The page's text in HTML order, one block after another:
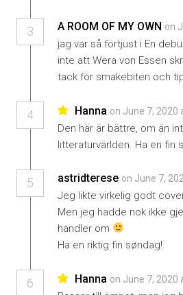
3 A ROOM OF MY OWN on
jag var så förtjust i En
inte att Wera von Essen
tack för smakebiten och
4 Hanna on June 7, 2020
Den här är bättre, om än
litteraturvärlden. Ha en fin
5 astridterese on June 7,
Jeg likte virkelig godt
Men jeg hadde nok ikke
handler om
Ha en riktig fin søndag!
6 Hanna on June 7, 2020